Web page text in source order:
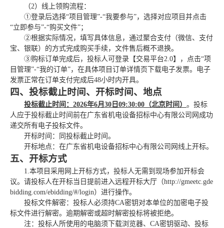
（2）线上领购流程：
①登录后选择“项目管理”-“我要参与”，选择对应项目并点击
“立即参与”-“购买文件”；
②根据实际情况，填写具体信息，通过聚合支付（微信、支付
宝、银联）的方式完成购买手续，文件售后概不退换。
③购标订单完成后，投标人可登录【交易平台2.0】，点击“项
目管理”-“我的订单”，在具体项目订单详情页下载电子发票。电子
发票正常在订单支付完成后48小时内开具。
四、投标截止时间、开标时间、地点
投标截止时间：2026年6月30 日09:30:00（北京时间）。投标
人应于投标截止时间前在广东省机电设备招标中心有限公司网 成功
递交所有电子投标文件。
开标时间：同投标截止时间。
开标地点：在广东省机电设备招标中心有限公司网线上开标。
五、开标方式
1.本项目采用网上开标方式，投标人无需到现场参加开标会
议。请投标人在开标当日提前进入远程开标大厅（http://gmeetc.gde
bidding.com/ebidding/#/login）进行操作。
投标文件解密：投标人必须持CA密钥对本单位的加密电子投
标文件进行解密。逾期解密或超时解密投标将被拒绝。
注：投标人所使用的电脑须下载浏览器、 CA密钥驱动、投标